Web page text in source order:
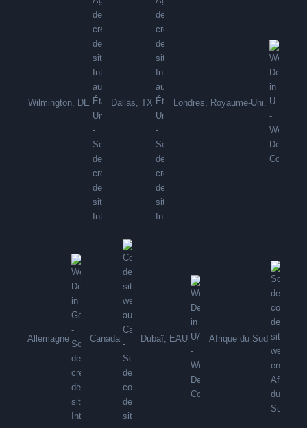
Wilmington, DE Dallas, TX Londres, Royaume-Uni.
Allemagne Canada Dubaï, EAU Afrique du Sud